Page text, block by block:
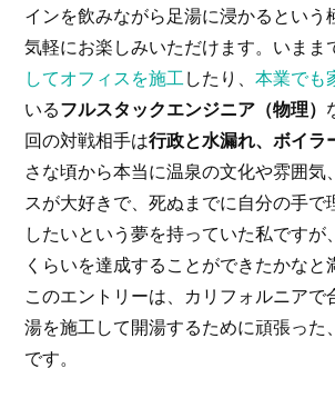
インを飲みながら足湯に浸かるという
気軽にお楽しみいただけます。いまま
してオフィスを施工 したり、本業でも
いるフルスタックエンジニア（物理）
回の対戦相手は行政と水漏れ、ボイラ
さな頃から本当に温泉の文化や雰囲気
スが大好きで、死ぬまでに自分の手で
したいという夢を持っていた私ですが
くらいを達成することができたかなと
このエントリーは、カリフォルニアで
湯を施工して開湯するために頑張った
です。